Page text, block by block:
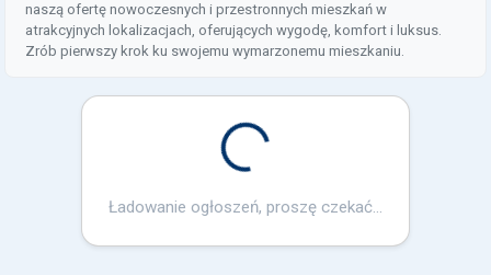
naszą ofertę nowoczesnych i przestronnych mieszkań w
atrakcyjnych lokalizacjach, oferujących wygodę, komfort i luksus.
Zrób pierwszy krok ku swojemu wymarzonemu mieszkaniu.
Loading...
Ładowanie ogłoszeń, proszę czekać...